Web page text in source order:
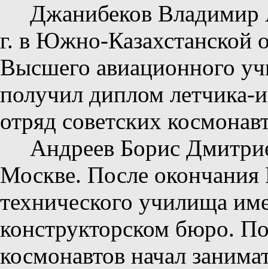
Джанибеков Владимир
г. в Южно-Казахстанской
Высшего авиационного
получил диплом летчика-
отряд советских
Андреев Борис
Москве. После
технического училища
конструкторском бюро.
космонавтов начал